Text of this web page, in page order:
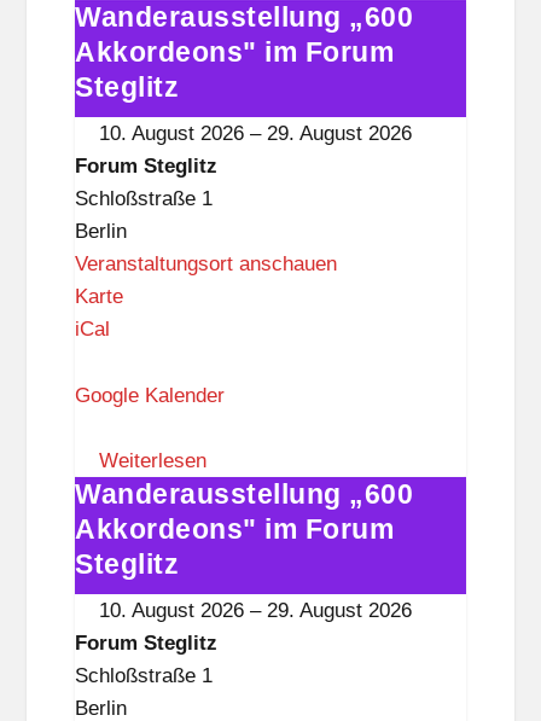
t
e
g
l
i
t
z
Wanderausstellung
„600
Akkordeons"
im
Forum
Steglitz
Wanderausstellung „600
Akkordeons" im Forum
Steglitz
10. August 2026 –29. August 2026
Forum Steglitz
Schloßstraße 1
Berlin
Veranstaltungsort anschauen
KarteF
u
S
t
e
g
l
i
t
z
iCal
Google Kalender
Weiterlesen
Wanderausstellung
„600
Akkordeons"
im
Forum
Steglitz
Wanderausstellung „600
Akkordeons" im Forum
Steglitz
10. August 2026 – 29. August 2026
Forum Steglitz
Schloßstraße 1
Berlin